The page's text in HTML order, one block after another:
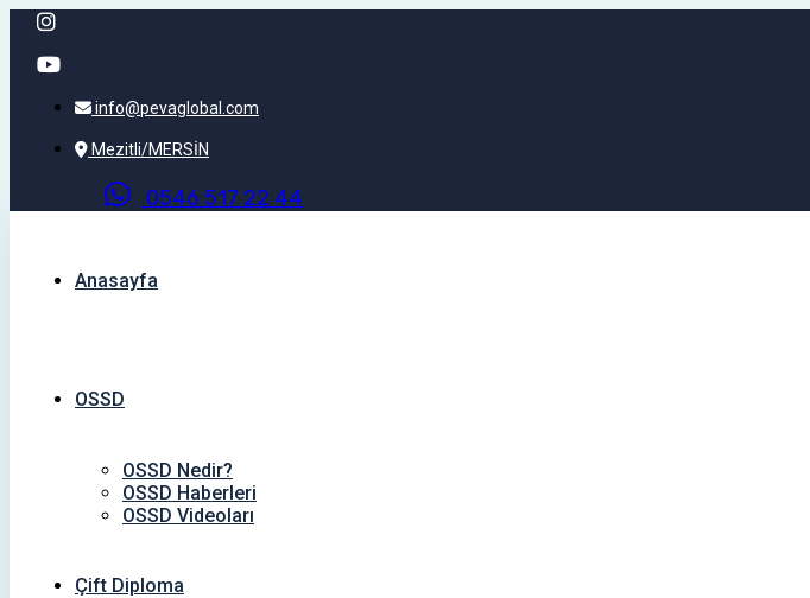
info@pevaglobal.com
Mezitli/MERSİN
0546 517 22 44
Anasayfa
OSSD
OSSD Nedir?
OSSD Haberleri
OSSD Videoları
Çift Diploma